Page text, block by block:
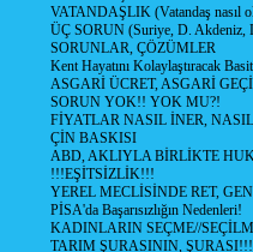
VATANDAŞLIK (Vatandaş nasıl
ÜÇ SORUN (Suriye, D. Akdeniz,
SORUNLAR, ÇÖZÜMLER
Kent Hayatını Kolaylaştıracak
ASGARİ ÜCRET, ASGARİ
SORUN YOK!! YOK MU?!
FİYATLAR NASIL İNER,
ÇİN BASKISI
ABD, AKLIYLA BİRLİKTE
!!!EŞİTSİZLİK!!!
YEREL MECLİSİNDE RET,
PİSA'da Başarısızlığın Nedenleri!
KADINLARIN SEÇME//
TARIM ŞURASININ, ŞURASI!!!